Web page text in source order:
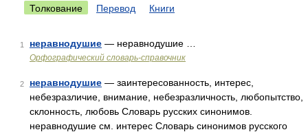
Толкование Перевод Книги
1 неравнодушие — неравнодушие …
Орфографический словарь-справочник
2 неравнодушие — заинтересованность, интерес,
небезразличие, внимание, небезразличность, любопытство,
склонность, любовь Словарь русских синонимов.
неравнодушие см. интерес Словарь синонимов русского